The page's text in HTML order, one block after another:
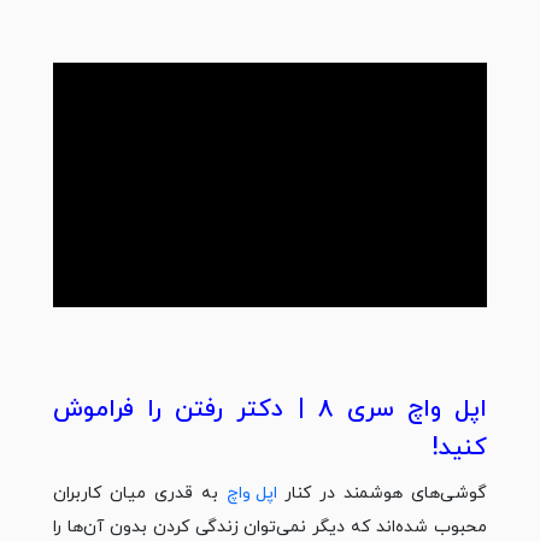
اپل واچ سری 8 | دکتر رفتن را فراموش
کنید!
گوشی‌های هوشمند در کنار اپل واچ به قدری میان کاربران
محبوب شده‌اند که دیگر نمی‌توان زندگی کردن بدون آن‌ها را